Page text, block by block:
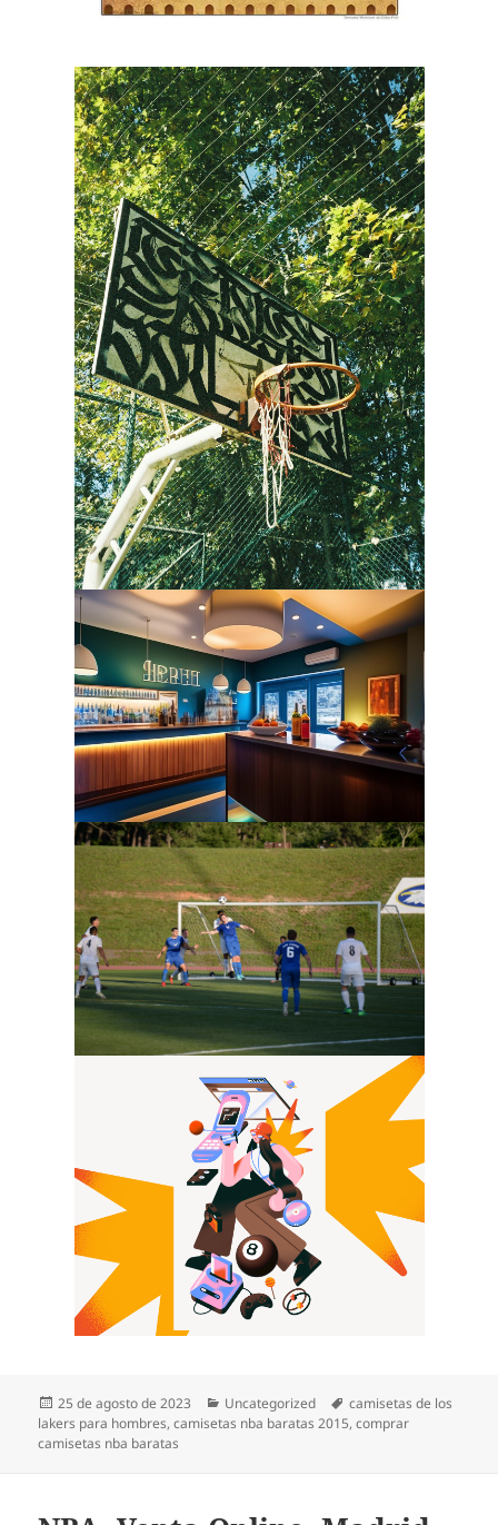
Publicado
el
25 de agosto de 2023 Categorías
Uncategorized Etiquetas
camisetas de los
lakers para hombres,camisetas nba baratas 2015,comprar
camisetas nba baratas